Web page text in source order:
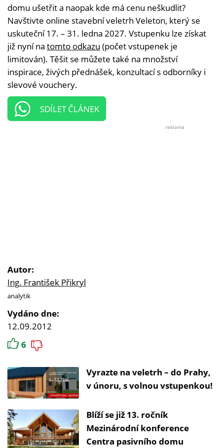
domu ušetřit a naopak kde má cenu neškudlit?
Navštivte online stavební veletrh Veleton, který se
uskuteční 17. – 31. ledna 2027. Vstupenku lze získat
již nyní na tomto odkazu (počet vstupenek je
limitován). Těšit se můžete také na množství
inspirace, živých přednášek, konzultací s odborníky i
slevové vouchery.
SDÍLET ČLÁNEK
reklama
Autor:
Ing. František Přikryl
analytik
Vydáno dne:
12.09.2012
6
Vyrazte na veletrh – do Prahy,
v únoru, s volnou vstupenkou!
Blíží se již 13. ročník
Mezinárodní konference
Centra pasivního domu